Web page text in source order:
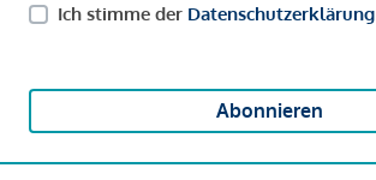
Ich stimme der Datenschutzerklärung
Abonnieren